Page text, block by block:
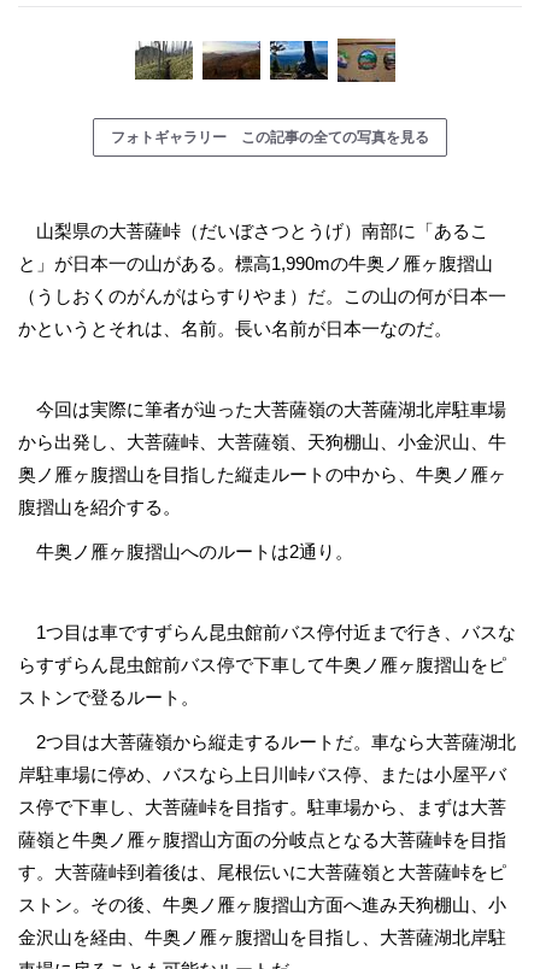
フォトギャラリー この記事の全ての写真を見る
山梨県の大菩薩峠（だいぼさつとうげ）南部に「あるこ
と」が日本一の山がある。標高1,990mの牛奥ノ雁ヶ腹摺山
（うしおくのがんがはらすりやま）だ。この山の何が日本一
かというとそれは、名前。長い名前が日本一なのだ。
今回は実際に筆者が辿った大菩薩嶺の大菩薩湖北岸駐車場
から出発し、大菩薩峠、大菩薩嶺、天狗棚山、小金沢山、牛
奥ノ雁ヶ腹摺山を目指した縦走ルートの中から、牛奥ノ雁ヶ
腹摺山を紹介する。
牛奥ノ雁ヶ腹摺山へのルートは2通り。
1つ目は車ですずらん昆虫館前バス停付近まで行き、バスな
らすずらん昆虫館前バス停で下車して牛奥ノ雁ヶ腹摺山をピ
ストンで登るルート。
2つ目は大菩薩嶺から縦走するルートだ。車なら大菩薩湖北
岸駐車場に停め、バスなら上日川峠バス停、または小屋平バ
ス停で下車し、大菩薩峠を目指す。駐車場から、まずは大菩
薩嶺と牛奥ノ雁ヶ腹摺山方面の分岐点となる大菩薩峠を目指
す。大菩薩峠到着後は、尾根伝いに大菩薩嶺と大菩薩峠をピ
ストン。その後、牛奥ノ雁ヶ腹摺山方面へ進み天狗棚山、小
金沢山を経由、牛奥ノ雁ヶ腹摺山を目指し、大菩薩湖北岸駐